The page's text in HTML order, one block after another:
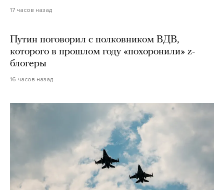
17 часов назад
Путин поговорил с полковником ВДВ,
которого в прошлом году «похоронили» z-
блогеры
16 часов назад